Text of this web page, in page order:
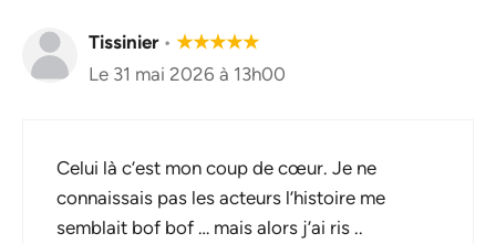
Tissinier • ★★★★★
Le 31 mai 2026 à 13h00
Celui là c’est mon coup de cœur. Je ne
connaissais pas les acteurs l’histoire me
semblait bof bof … mais alors j’ai ris ..